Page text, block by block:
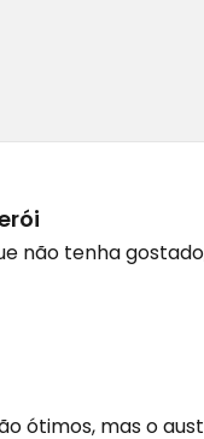
não tenha
ótimos, mas o